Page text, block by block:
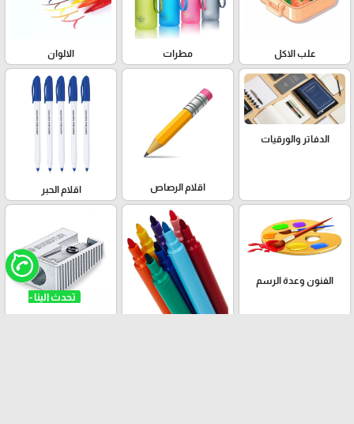
علب الاكل مطرات الالوان
الدفاتر والورقيات
اقلام الرصاص اقلام الحبر
الفنون وعدة الرسم